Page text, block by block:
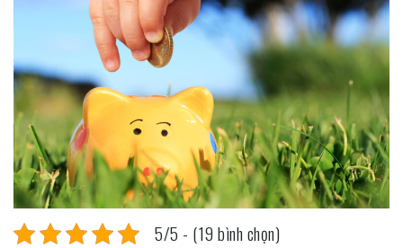
5/5 - (19 bình chọn)